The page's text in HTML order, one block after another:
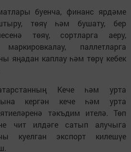
буенча, финанс ярдәме
төяү һәм бушату, бер
төяү, сортларга аеру,
паллетларга
яңадан каплау һәм төрү кебек
Кече һәм урта
кергән кече һәм урта
тәкъдим ителә. Төп
чит илдәге сатып алучыга
куелган экспорт килешүе